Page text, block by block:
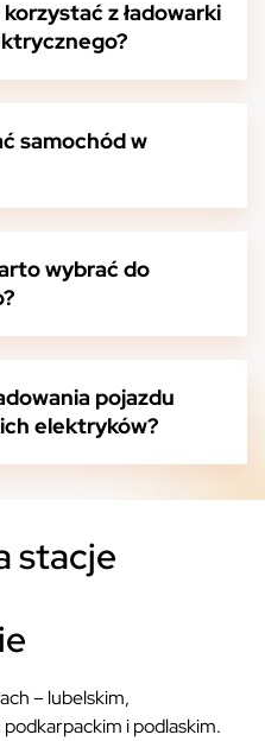
z ładowarki
samochód w
wybrać do
pojazdu
elektryków?
stacje
– lubelskim,
i podlaskim.